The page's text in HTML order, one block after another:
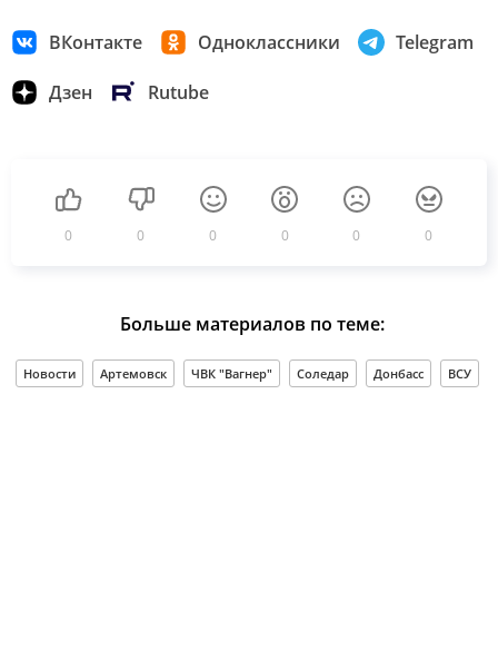
ВКонтакте Одноклассники Telegram
Дзен Rutube
0 0 0 0 0 0
Больше материалов по теме:
Новости Артемовск ЧВК "Вагнер" Соледар Донбасс ВСУ